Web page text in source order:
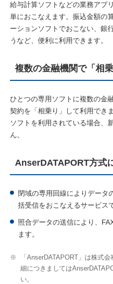
給与計算ソフトなどの業務アプ
単におこなえます。振込金額の
ーションソフトでおこない、銀
うなど、便利に利用できます。
複数の金融機関で「相
ひとつの専用ソフトに複数の金
契約を「相乗り」して利用でき
ソフトを利用されている場合、
ん。
AnserDATAPORT方式
閉域の専用回線によりデータ
括受信をおこなえるサービス
照合データの送信により、
ます。
※
「AnserDATAPORT」は株式
細につきましては
い。